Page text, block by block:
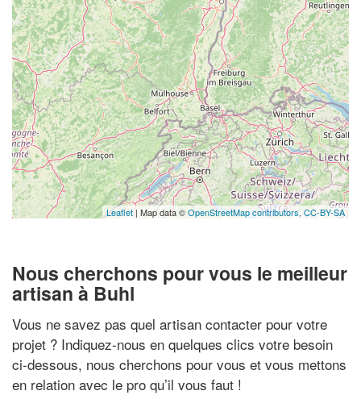
Leaflet| Map data ©OpenStreetMap contributors, CC-BY-SA
Nous cherchons pour vous le meilleur
artisan à Buhl
Vous ne savez pas quel artisan contacter pour votre
projet ? Indiquez-nous en quelques clics votre besoin
ci-dessous, nous cherchons pour vous et vous mettons
en relation avec le pro qu’il vous faut !